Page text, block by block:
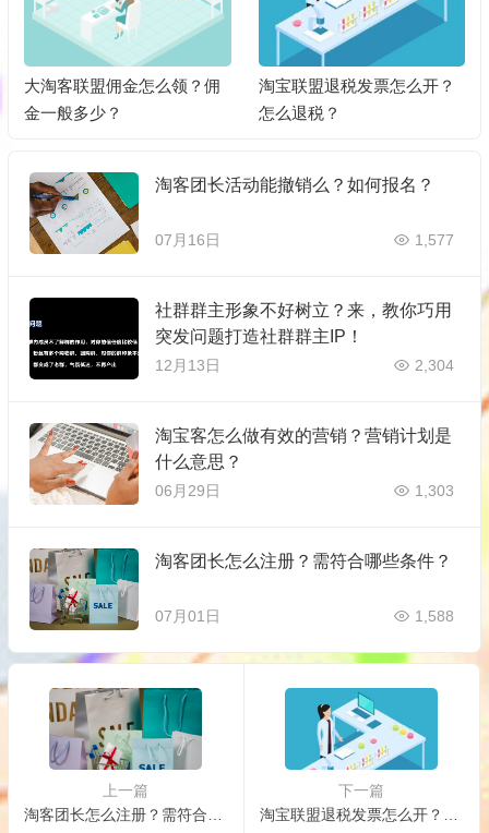
大淘客联盟佣金怎么领？佣
金一般多少？
淘宝联盟退税发票怎么开？
怎么退税？
淘客团长活动能撤销么？如何报名？
07月16日 1,577
社群群主形象不好树立？来，教你巧用
突发问题打造社群群主IP！
12月13日 2,304
淘宝客怎么做有效的营销？营销计划是
什么意思？
06月29日 1,303
淘客团长怎么注册？需符合哪些条件？
07月01日 1,588
上一篇
淘客团长怎么注册？需符合哪些条件？
下一篇
淘宝联盟退税发票怎么开？怎么退税？